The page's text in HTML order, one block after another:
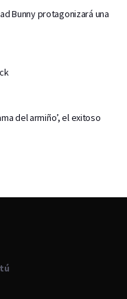
Bunny protagonizará una
del armiño’, el exitoso